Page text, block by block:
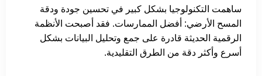
ساهمت التكنولوجيا بشكل كبير في تحسين جودة ودقة
المسح الأرضي: أفضل الممارسات. فقد أصبحت الأنظمة
الرقمية الحديثة قادرة على جمع وتحليل البيانات بشكل
أسرع وأكثر دقة من الطرق التقليدية.